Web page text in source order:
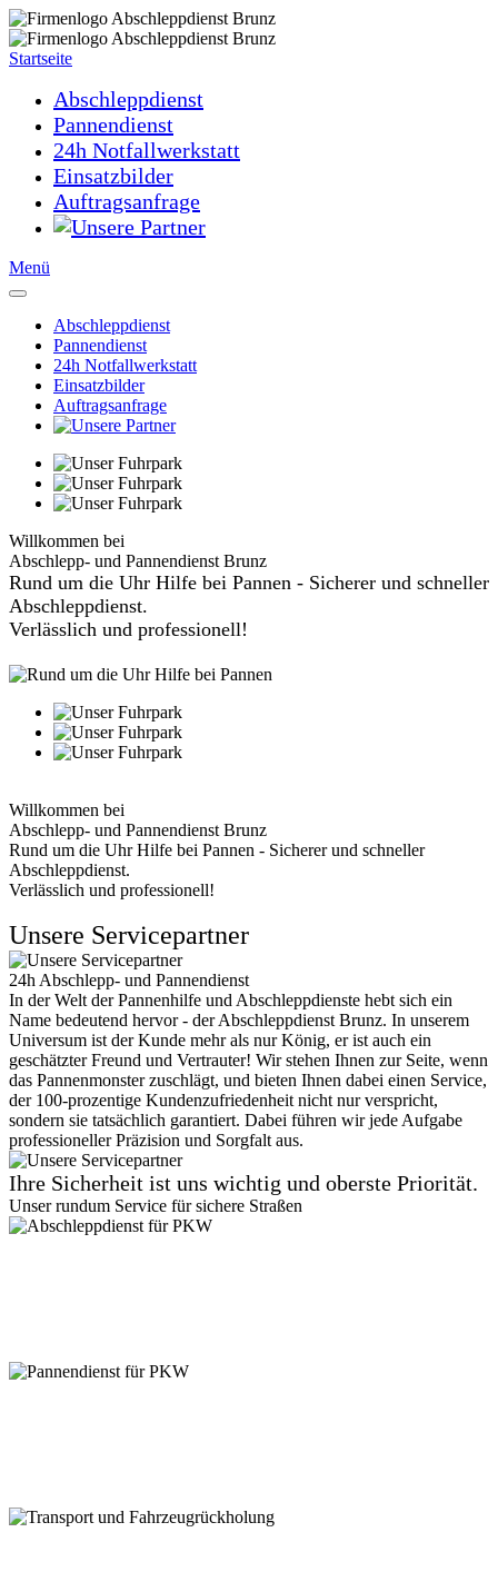
Startseite
Abschleppdienst
Pannendienst
24h Notfallwerkstatt
Einsatzbilder
Auftragsanfrage
Menü
Abschleppdienst
Pannendienst
24h Notfallwerkstatt
Einsatzbilder
Auftragsanfrage
Willkommen bei
Abschlepp- und Pannendienst Brunz
Rund um die Uhr Hilfe bei Pannen - Sicherer und schneller
Abschleppdienst.
Verlässlich und professionell!
Willkommen bei
Abschlepp- und Pannendienst Brunz
Rund um die Uhr Hilfe bei Pannen - Sicherer und schneller
Abschleppdienst.
Verlässlich und professionell!
Unsere Servicepartner
24h Abschlepp- und Pannendienst
In der Welt der Pannenhilfe und Abschleppdienste hebt sich ein
Name bedeutend hervor - der Abschleppdienst Brunz. In unserem
Universum ist der Kunde mehr als nur König, er ist auch ein
geschätzter Freund und Vertrauter! Wir stehen Ihnen zur Seite, wenn
das Pannenmonster zuschlägt, und bieten Ihnen dabei einen Service,
der 100-prozentige Kundenzufriedenheit nicht nur verspricht,
sondern sie tatsächlich garantiert. Dabei führen wir jede Aufgabe
professioneller Präzision und Sorgfalt aus.
Ihre Sicherheit ist uns wichtig und oberste Priorität.
Unser rundum Service für sichere Straßen